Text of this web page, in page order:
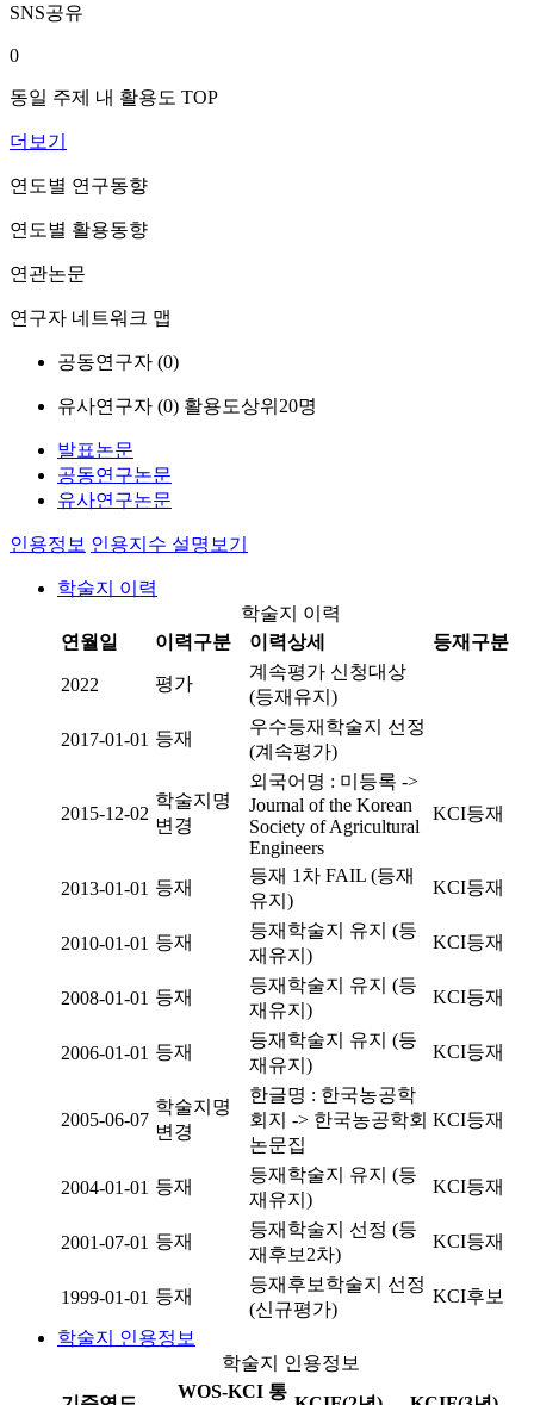
SNS공유
0
동일 주제 내 활용도 TOP
더보기
연도별 연구동향
연도별 활용동향
연관논문
연구자 네트워크 맵
공동연구자 (0)
유사연구자 (0) 활용도상위20명
발표논문
공동연구논문
유사연구논문
인용정보 인용지수 설명보기
학술지 이력
학술지 이력
연월일
이력구분 이력상세 등재구분
2022 평가
계속평가 신청대상
(등재유지)
2017-01-01 등재
우수등재학술지 선정
(계속평가)
2015-12-02
학술지명
변경
외국어명 : 미등록 ->
Journal of the Korean
Society of Agricultural
Engineers
KCI등재
2013-01-01 등재
등재 1차 FAIL (등재
유지)
KCI등재
2010-01-01 등재
등재학술지 유지 (등
재유지)
KCI등재
2008-01-01 등재
등재학술지 유지 (등
재유지)
KCI등재
2006-01-01 등재
등재학술지 유지 (등
재유지)
KCI등재
2005-06-07
학술지명
변경
한글명 : 한국농공학
회지 -> 한국농공학회
논문집
KCI등재
2004-01-01 등재
등재학술지 유지 (등
재유지)
KCI등재
2001-07-01 등재
등재학술지 선정 (등
재후보2차)
KCI등재
1999-01-01 등재
등재후보학술지 선정
(신규평가)
KCI후보
학술지 인용정보
학술지 인용정보
WOS-KCI 통